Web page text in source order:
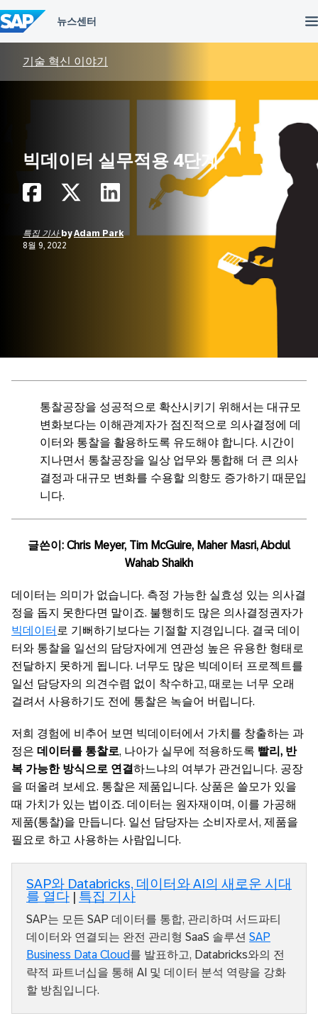
텐
츠
건
기술 혁신 이야기
빅데이터 실무적용 4단계
특집 기사byAdam Park
8월 9, 2022
통찰공장을 성공적으로 확산시키기 위해서는 대규모
변화보다는 이해관계자가 점진적으로 의사결정에 데
이터와 통찰을 활용하도록 유도해야 합니다. 시간이
지나면서 통찰공장을 일상 업무와 통합해 더 큰 의사
결정과 대규모 변화를 수용할 의향도 증가하기 때문입
니다.
글쓴이: Chris Meyer, Tim McGuire, Maher Masri, Abdul
Wahab Shaikh
데이터는 의미가 없습니다. 측정 가능한 실효성 있는 의사결
정을 돕지 못한다면 말이죠. 불행히도 많은 의사결정권자가
빅데이터 로 기뻐하기보다는 기절할 지경입니다. 결국 데이
터와 통찰을 일선의 담당자에게 연관성 높은 유용한 형태로
전달하지 못하게 됩니다. 너무도 많은 빅데이터 프로젝트를
일선 담당자의 의견수렴 없이 착수하고, 때로는 너무 오래
걸려서 사용하기도 전에 통찰은 녹슬어 버립니다.
저희 경험에 비추어 보면 빅데이터에서 가치를 창출하는 과
정은 데이터를 통찰로, 나아가 실무에 적용하도록 빨리, 반
복 가능한 방식으로 연결하느냐의 여부가 관건입니다. 공장
을 떠올려 보세요. 통찰은 제품입니다. 상품은 쓸모가 있을
때 가치가 있는 법이죠. 데이터는 원자재이며, 이를 가공해
제품(통찰)을 만듭니다. 일선 담당자는 소비자로서, 제품을
필요로 하고 사용하는 사람입니다.
SAP와 Databricks, 데이터와 AI의 새로운 시대
를 열다 | 특집 기사
SAP는 모든 SAP 데이터를 통합, 관리하며 서드파티
데이터와 연결되는 완전 관리형 SaaS 솔루션 SAP
Business Data Cloud를 발표하고, Databricks와의 전
략적 파트너십을 통해 AI 및 데이터 분석 역량을 강화
할 방침입니다.